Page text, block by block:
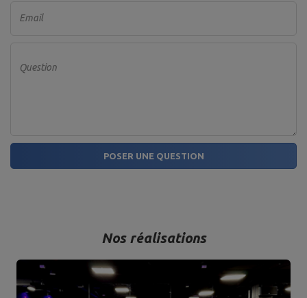
Email
Question
POSER UNE QUESTION
Nos réalisations